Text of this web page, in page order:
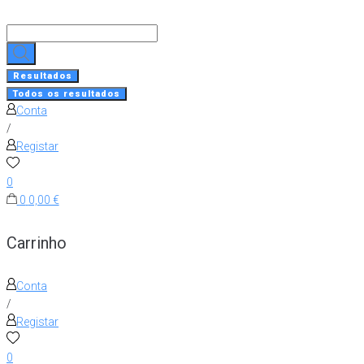
content
Resultados
Todos os resultados
Conta
/
Registar
0
0 0,00 €
Carrinho
Conta
/
Registar
0